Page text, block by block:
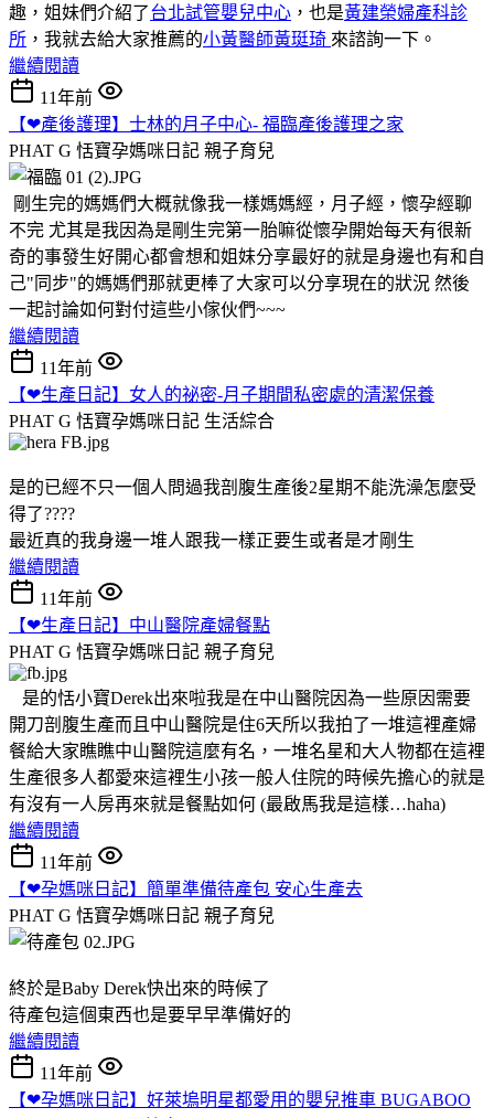
趣，姐妹們介紹了台北試管嬰兒中心 ，也是黃建榮婦產科診
所 ，我就去給大家推薦的小黃醫師黃珽琦 來諮詢一下。
繼續閱讀
11年前
【❤產後護理】士林的月子中心- 福臨產後護理之家
PHAT G 恬寶孕媽咪日記 親子育兒
剛生完的媽媽們大概就像我一樣媽媽經，月子經，懷孕經聊
不完 尤其是我因為是剛生完第一胎嘛從懷孕開始每天有很新
奇的事發生好開心都會想和姐妹分享最好的就是身邊也有和自
己"同步"的媽媽們那就更棒了大家可以分享現在的狀況 然後
一起討論如何對付這些小傢伙們~~~
繼續閱讀
11年前
【❤生產日記】女人的祕密-月子期間私密處的清潔保養
PHAT G 恬寶孕媽咪日記 生活綜合
是的已經不只一個人問過我剖腹生產後2星期不能洗澡怎麼受
得了????
最近真的我身邊一堆人跟我一樣正要生或者是才剛生
繼續閱讀
11年前
【❤生產日記】中山醫院產婦餐點
PHAT G 恬寶孕媽咪日記 親子育兒
是的恬小寶Derek出來啦我是在中山醫院因為一些原因需要
開刀剖腹生產而且中山醫院是住6天所以我拍了一堆這裡產婦
餐給大家瞧瞧中山醫院這麼有名，一堆名星和大人物都在這裡
生產很多人都愛來這裡生小孩一般人住院的時候先擔心的就是
有沒有一人房再來就是餐點如何 (最啟馬我是這樣…haha)
繼續閱讀
11年前
【❤孕媽咪日記】簡單準備待產包 安心生產去
PHAT G 恬寶孕媽咪日記 親子育兒
終於是Baby Derek快出來的時候了
待產包這個東西也是要早早準備好的
繼續閱讀
11年前
【❤孕媽咪日記】好萊塢明星都愛用的嬰兒推車 BUGABOO